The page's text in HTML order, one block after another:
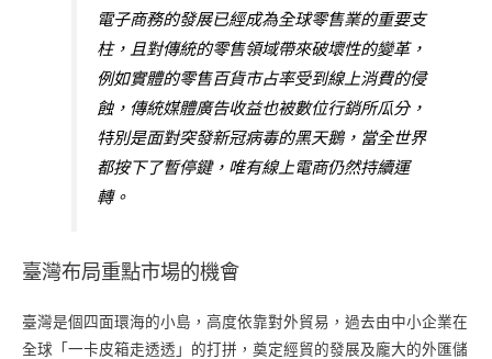
電子商務的發展已經成為全球零售業的重要支
柱，且對傳統的零售領域帶來破壞性的變革，
例如實體的零售百貨市占率受到線上消費的侵
蝕，傳統媒體廣告收益也被數位行銷所瓜分，
特別是面對突發新冠病毒的黑天鵝，當全世界
都按下了暫停鍵，唯有線上電商仍然持續運
轉。
臺灣布局重點市場的機會
臺灣是個四面環海的小島，高度依靠對外貿易，過去由中小企業在
全球「一卡皮箱走透透」的打拼，奠定經貿的發展及龐大的外匯儲